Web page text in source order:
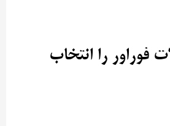
فوراور را انتخاب